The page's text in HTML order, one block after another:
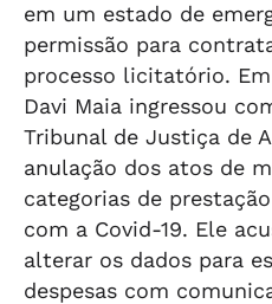
em um estado de
permissão para
processo licitatório.
Davi Maia ingressou
Tribunal de Justiça de
anulação dos atos de
categorias de
com a Covid-19. Ele
alterar os dados para
despesas com